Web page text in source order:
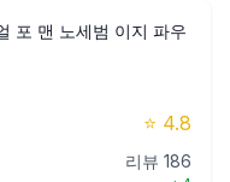
포 맨 노세범 이지 파우
⭐ 4.8
리뷰 186